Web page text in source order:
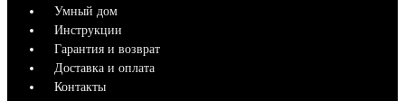
Умный дом
Инструкции
Гарантия и возврат
Доставка и оплата
Контакты